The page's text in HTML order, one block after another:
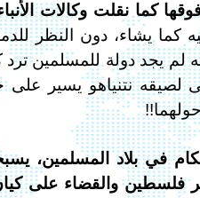
نقلت وكالات الأنباء يوم
كما يشاء، دون النظر
لم يجد دولة للمسلمين
لصيقه نتنياهو يسير
في بلاد المسلمين،
فلسطين والقضاء على